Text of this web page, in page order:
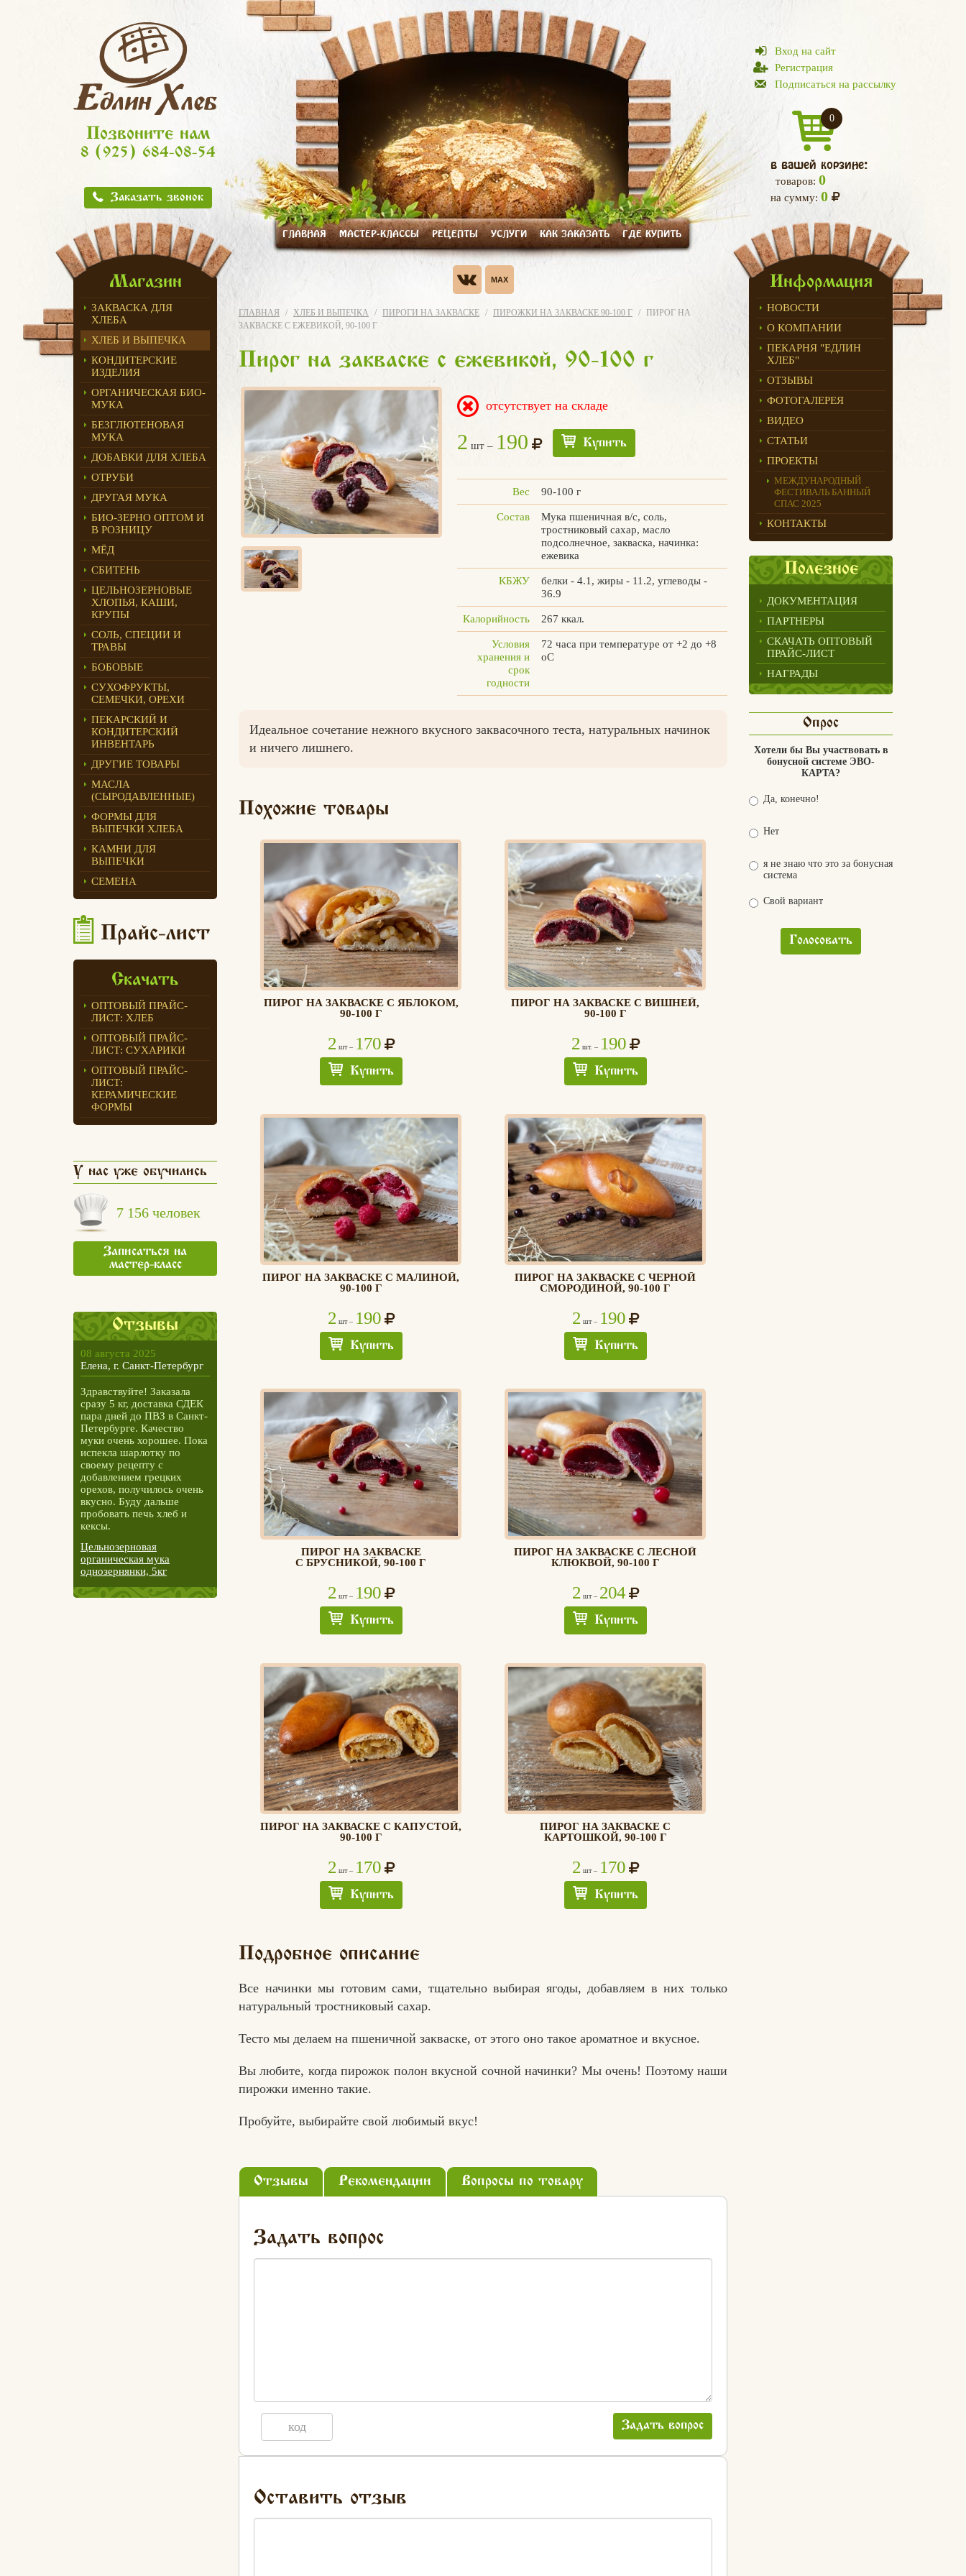
Едлин Хлеб
Позвоните нам
8 (925) 684-08-54
Заказать звонок
Вход на сайт
Регистрация
Подписаться на рассылку
0
в вашей корзине:
товаров: 0
на сумму: 0
ГЛАВНАЯ МАСТЕР-КЛАССЫ РЕЦЕПТЫ УСЛУГИ КАК ЗАКАЗАТЬ ГДЕ КУПИТЬ
Магазин
ЗАКВАСКА ДЛЯ
ХЛЕБА
ХЛЕБ И ВЫПЕЧКА
КОНДИТЕРСКИЕ
ИЗДЕЛИЯ
ОРГАНИЧЕСКАЯ БИО-
МУКА
БЕЗГЛЮТЕНОВАЯ
МУКА
ДОБАВКИ ДЛЯ ХЛЕБА
ОТРУБИ
ДРУГАЯ МУКА
БИО-ЗЕРНО ОПТОМ И
В РОЗНИЦУ
МЁД
СБИТЕНЬ
ЦЕЛЬНОЗЕРНОВЫЕ
ХЛОПЬЯ, КАШИ,
КРУПЫ
СОЛЬ, СПЕЦИИ И
ТРАВЫ
БОБОВЫЕ
СУХОФРУКТЫ,
СЕМЕЧКИ, ОРЕХИ
ПЕКАРСКИЙ И
КОНДИТЕРСКИЙ
ИНВЕНТАРЬ
ДРУГИЕ ТОВАРЫ
МАСЛА
(СЫРОДАВЛЕННЫЕ)
ФОРМЫ ДЛЯ
ВЫПЕЧКИ ХЛЕБА
КАМНИ ДЛЯ
ВЫПЕЧКИ
СЕМЕНА
Прайс-лист
Скачать
ОПТОВЫЙ ПРАЙС-
ЛИСТ: ХЛЕБ
ОПТОВЫЙ ПРАЙС-
ЛИСТ: СУХАРИКИ
ОПТОВЫЙ ПРАЙС-
ЛИСТ:
КЕРАМИЧЕСКИЕ
ФОРМЫ
У нас уже обучились
7 156 человек
Записаться на
мастер-класс
Отзывы
08 августа 2025
Елена, г. Санкт-Петербург
Здравствуйте! Заказала
сразу 5 кг, доставка СДЕК
пара дней до ПВЗ в Санкт-
Петербурге. Качество
муки очень хорошее. Пока
испекла шарлотку по
своему рецепту с
добавлением грецких
орехов, получилось очень
вкусно. Буду дальше
пробовать печь хлеб и
кексы.
Цельнозерновая
органическая мука
однозернянки, 5кг
Информация
НОВОСТИ
О КОМПАНИИ
ПЕКАРНЯ "ЕДЛИН
ХЛЕБ"
ОТЗЫВЫ
ФОТОГАЛЕРЕЯ
ВИДЕО
СТАТЬИ
ПРОЕКТЫ
МЕЖДУНАРОДНЫЙ
ФЕСТИВАЛЬ БАННЫЙ
СПАС 2025
КОНТАКТЫ
Полезное
ДОКУМЕНТАЦИЯ
ПАРТНЕРЫ
СКАЧАТЬ ОПТОВЫЙ
ПРАЙС-ЛИСТ
НАГРАДЫ
Опрос
Хотели бы Вы участвовать в
бонусной системе ЭВО-
КАРТА?
Да, конечно!
Нет
я не знаю что это за бонусная
система
Свой вариант
Голосовать
Вконтакте
Max
ГЛАВНАЯ ХЛЕБ И ВЫПЕЧКА ПИРОГИ НА ЗАКВАСКЕ ПИРОЖКИ НА ЗАКВАСКЕ 90-100 Г
ПИРОГ НА
ЗАКВАСКЕ С ЕЖЕВИКОЙ, 90-100 Г
Пирог на закваске с ежевикой, 90-100 г
отсутствует на складе
2 шт – 190 Купить
Вес 90-100 г
Состав
Мука пшеничная в/с, соль,
тростниковый сахар, масло
подсолнечное, закваска, начинка:
ежевика
КБЖУ
белки - 4.1, жиры - 11.2, углеводы -
36.9
Калорийность 267 ккал.
Условия
хранения и
срок
годности
72 часа при температуре от +2 до +8
оС
Идеальное сочетание нежного вкусного заквасочного теста, натуральных начинок
и ничего лишнего.
Похожие товары
ПИРОГ НА ЗАКВАСКЕ С ЯБЛОКОМ,
90-100 Г
2 шт – 170
Купить
ПИРОГ НА ЗАКВАСКЕ С ВИШНЕЙ,
90-100 Г
2 шт. – 190
Купить
ПИРОГ НА ЗАКВАСКЕ С МАЛИНОЙ,
90-100 Г
2 шт – 190
Купить
ПИРОГ НА ЗАКВАСКЕ С ЧЕРНОЙ
СМОРОДИНОЙ, 90-100 Г
2 шт – 190
Купить
ПИРОГ НА ЗАКВАСКЕ
С БРУСНИКОЙ, 90-100 Г
2 шт – 190
Купить
ПИРОГ НА ЗАКВАСКЕ С ЛЕСНОЙ
КЛЮКВОЙ, 90-100 Г
2 шт – 204
Купить
ПИРОГ НА ЗАКВАСКЕ С КАПУСТОЙ,
90-100 Г
2 шт – 170
Купить
ПИРОГ НА ЗАКВАСКЕ С
КАРТОШКОЙ, 90-100 Г
2 шт – 170
Купить
Подробное описание
Все начинки мы готовим сами, тщательно выбирая ягоды, добавляем в них только
натуральный тростниковый сахар.
Тесто мы делаем на пшеничной закваске, от этого оно такое ароматное и вкусное.
Вы любите, когда пирожок полон вкусной сочной начинки? Мы очень! Поэтому наши
пирожки именно такие.
Пробуйте, выбирайте свой любимый вкус!
Отзывы Рекомендации Вопросы по товару
Задать вопрос
Задать вопрос
Оставить отзыв